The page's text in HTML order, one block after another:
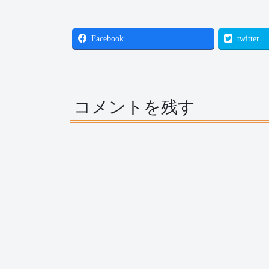
Facebook twitter
コメントを残す